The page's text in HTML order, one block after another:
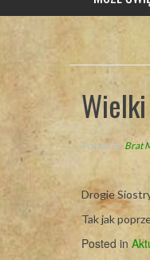
Posted ByBrat
Drogie
Tak jak
Posted in